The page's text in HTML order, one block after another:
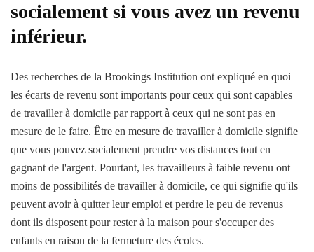
socialement si vous avez un revenu
inférieur.
Des recherches de la Brookings Institution ont expliqué en quoi
les écarts de revenu sont importants pour ceux qui sont capables
de travailler à domicile par rapport à ceux qui ne sont pas en
mesure de le faire. Être en mesure de travailler à domicile signifie
que vous pouvez socialement prendre vos distances tout en
gagnant de l'argent. Pourtant, les travailleurs à faible revenu ont
moins de possibilités de travailler à domicile, ce qui signifie qu'ils
peuvent avoir à quitter leur emploi et perdre le peu de revenus
dont ils disposent pour rester à la maison pour s'occuper des
enfants en raison de la fermeture des écoles.